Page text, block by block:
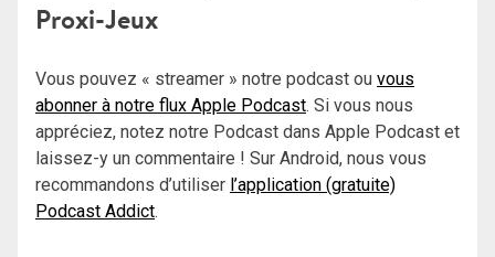
Proxi-Jeux
Vous pouvez « streamer » notre podcast ou vous
abonner à notre flux Apple Podcast. Si vous nous
appréciez, notez notre Podcast dans Apple Podcast et
laissez-y un commentaire ! Sur Android, nous vous
recommandons d’utiliser l’application (gratuite)
Podcast Addict.